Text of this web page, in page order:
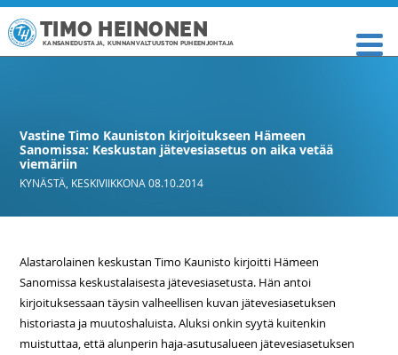
TIMO HEINONEN
KANSANEDUSTAJA, KUNNANVALTUUSTON PUHEENJOHTAJA
Vastine Timo Kauniston kirjoitukseen Hämeen
Sanomissa: Keskustan jätevesiasetus on aika vetää
viemäriin
KYNÄSTÄ KESKIVIIKKONA 08.10.2014
Alastarolainen keskustan Timo Kaunisto kirjoitti Hämeen
Sanomissa keskustalaisesta jätevesiasetusta. Hän antoi
kirjoituksessaan täysin valheellisen kuvan jätevesiasetuksen
historiasta ja muutoshaluista. Aluksi onkin syytä kuitenkin
muistuttaa, että alunperin haja-asutusalueen jätevesiasetuksen